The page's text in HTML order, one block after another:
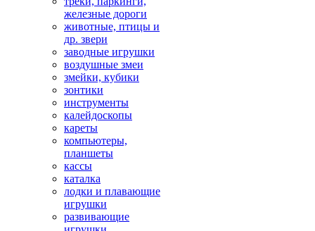
железные дороги
животные, птицы и
др. звери
заводные игрушки
воздушные змеи
змейки, кубики
зонтики
инструменты
калейдоскопы
кареты
компьютеры,
планшеты
кассы
каталка
лодки и плавающие
игрушки
развивающие